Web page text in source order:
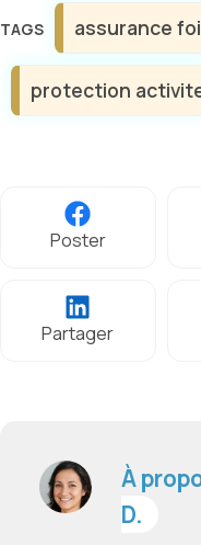
Étiquettes
assurance
protection
Poster
Partager
À
D.